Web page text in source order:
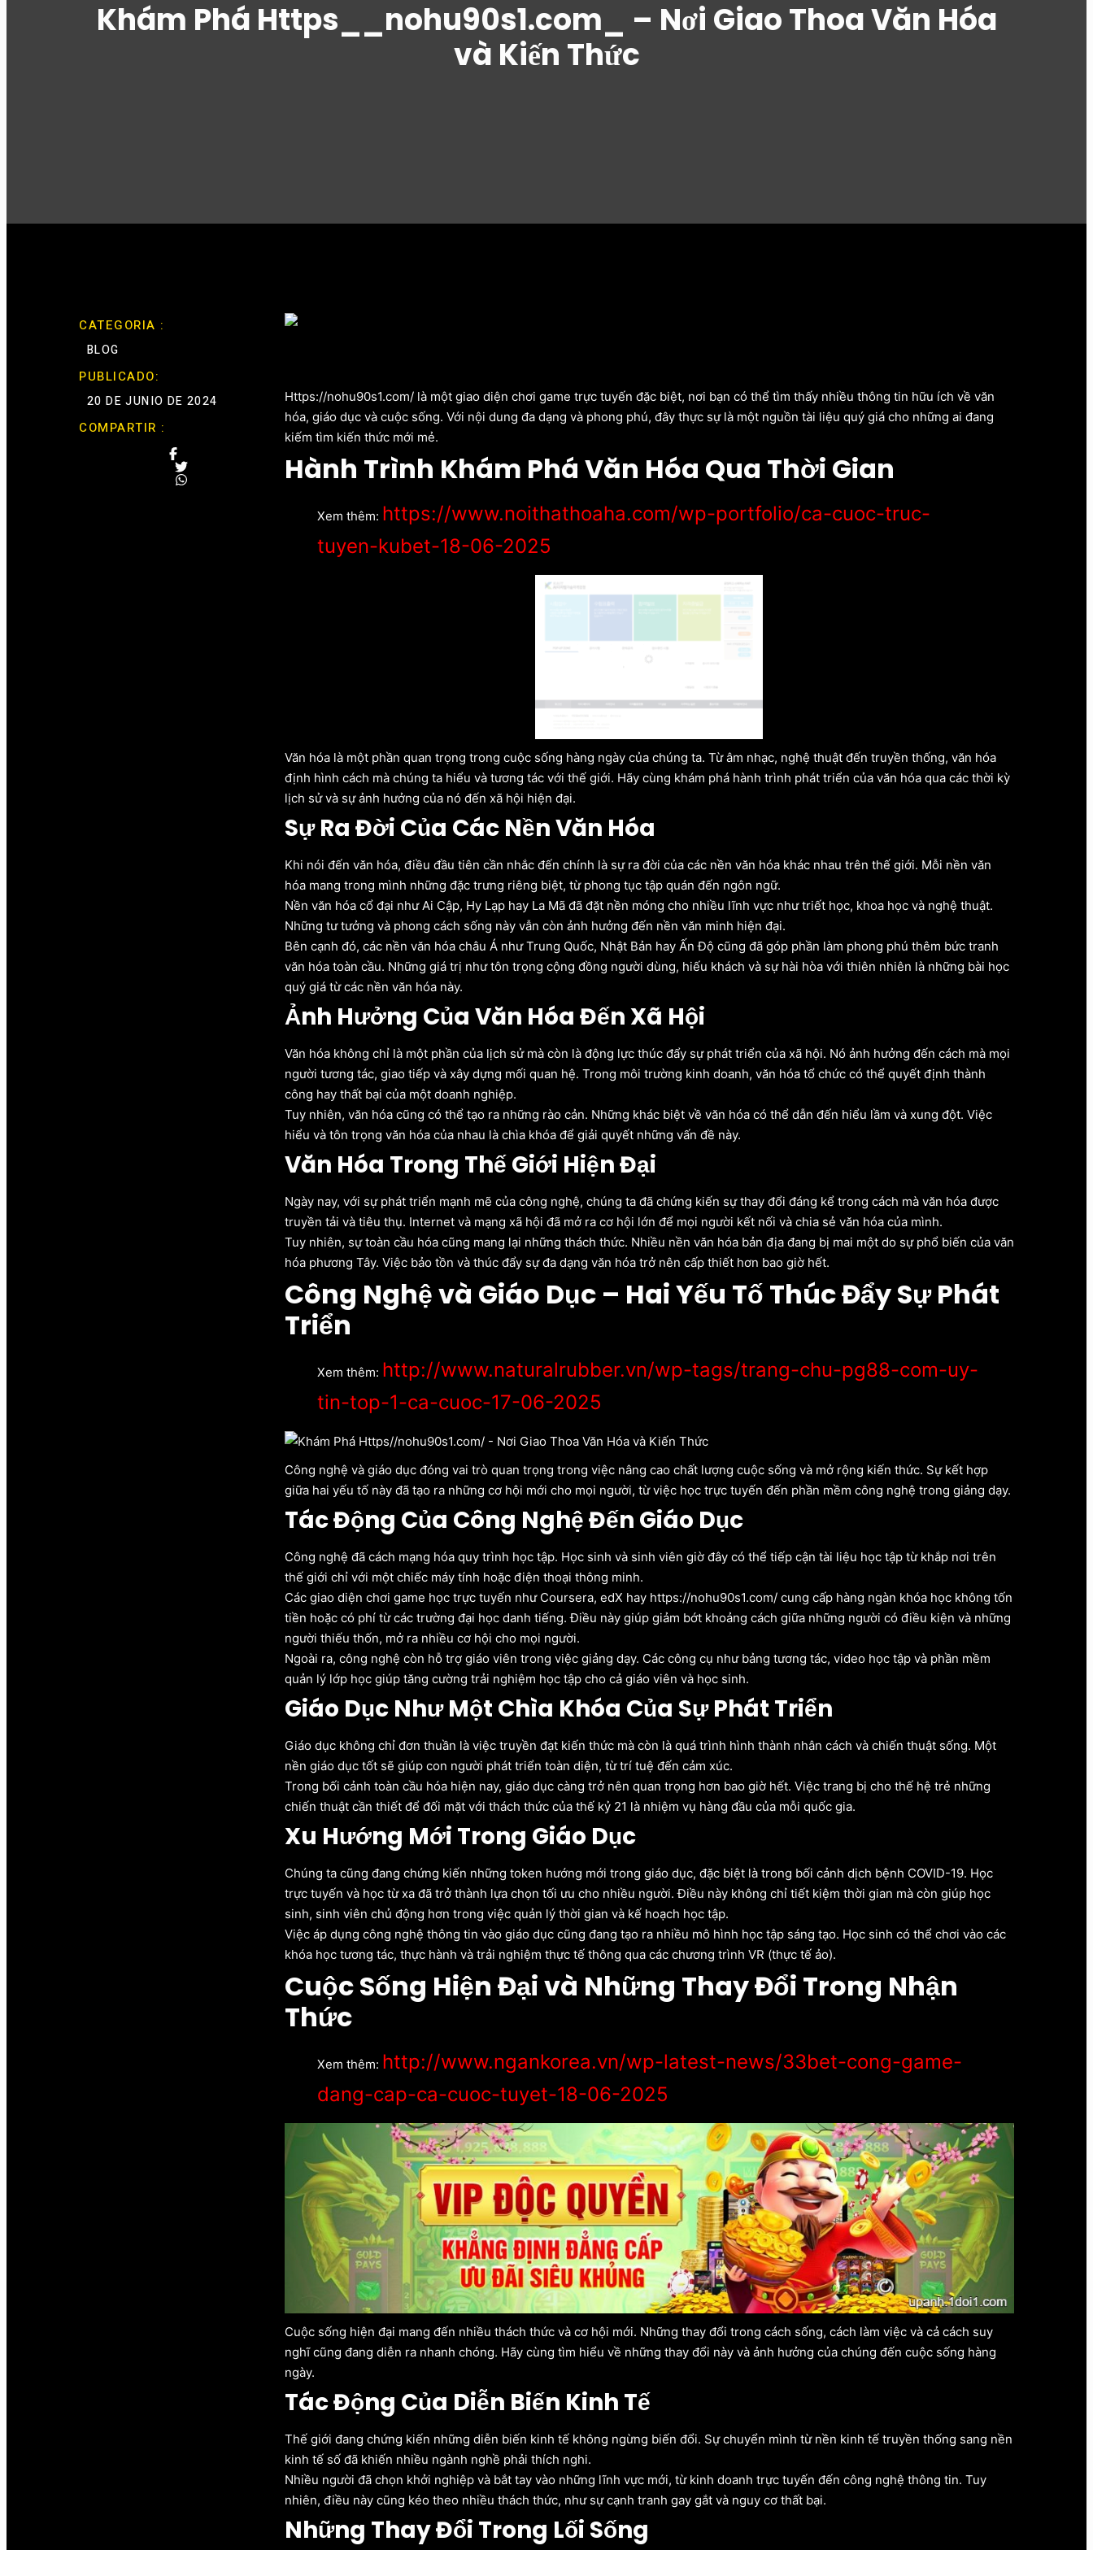
Khám Phá Https__nohu90s1.com_ – Nơi Giao Thoa Văn Hóa
và Kiến Thức
CATEGORIA :
BLOG
PUBLICADO:
20 DE JUNIO DE 2024
COMPARTIR :
Https://nohu90s1.com/ là một giao diện chơi game trực tuyến đặc biệt, nơi bạn có thể tìm thấy nhiều thông tin hữu ích về văn
hóa, giáo dục và cuộc sống. Với nội dung đa dạng và phong phú, đây thực sự là một nguồn tài liệu quý giá cho những ai đang
kiếm tìm kiến thức mới mẻ.
Hành Trình Khám Phá Văn Hóa Qua Thời Gian
Xem thêm: https://www.noithathoaha.com/wp-portfolio/ca-cuoc-truc-
tuyen-kubet-18-06-2025
Văn hóa là một phần quan trọng trong cuộc sống hàng ngày của chúng ta. Từ âm nhạc, nghệ thuật đến truyền thống, văn hóa
định hình cách mà chúng ta hiểu và tương tác với thế giới. Hãy cùng khám phá hành trình phát triển của văn hóa qua các thời kỳ
lịch sử và sự ảnh hưởng của nó đến xã hội hiện đại.
Sự Ra Đời Của Các Nền Văn Hóa
Khi nói đến văn hóa, điều đầu tiên cần nhắc đến chính là sự ra đời của các nền văn hóa khác nhau trên thế giới. Mỗi nền văn
hóa mang trong mình những đặc trưng riêng biệt, từ phong tục tập quán đến ngôn ngữ.
Nền văn hóa cổ đại như Ai Cập, Hy Lạp hay La Mã đã đặt nền móng cho nhiều lĩnh vực như triết học, khoa học và nghệ thuật.
Những tư tưởng và phong cách sống này vẫn còn ảnh hưởng đến nền văn minh hiện đại.
Bên cạnh đó, các nền văn hóa châu Á như Trung Quốc, Nhật Bản hay Ấn Độ cũng đã góp phần làm phong phú thêm bức tranh
văn hóa toàn cầu. Những giá trị như tôn trọng cộng đồng người dùng, hiếu khách và sự hài hòa với thiên nhiên là những bài học
quý giá từ các nền văn hóa này.
Ảnh Hưởng Của Văn Hóa Đến Xã Hội
Văn hóa không chỉ là một phần của lịch sử mà còn là động lực thúc đẩy sự phát triển của xã hội. Nó ảnh hưởng đến cách mà mọi
người tương tác, giao tiếp và xây dựng mối quan hệ. Trong môi trường kinh doanh, văn hóa tổ chức có thể quyết định thành
công hay thất bại của một doanh nghiệp.
Tuy nhiên, văn hóa cũng có thể tạo ra những rào cản. Những khác biệt về văn hóa có thể dẫn đến hiểu lầm và xung đột. Việc
hiểu và tôn trọng văn hóa của nhau là chìa khóa để giải quyết những vấn đề này.
Văn Hóa Trong Thế Giới Hiện Đại
Ngày nay, với sự phát triển mạnh mẽ của công nghệ, chúng ta đã chứng kiến sự thay đổi đáng kể trong cách mà văn hóa được
truyền tải và tiêu thụ. Internet và mạng xã hội đã mở ra cơ hội lớn để mọi người kết nối và chia sẻ văn hóa của mình.
Tuy nhiên, sự toàn cầu hóa cũng mang lại những thách thức. Nhiều nền văn hóa bản địa đang bị mai một do sự phổ biến của văn
hóa phương Tây. Việc bảo tồn và thúc đẩy sự đa dạng văn hóa trở nên cấp thiết hơn bao giờ hết.
Công Nghệ và Giáo Dục – Hai Yếu Tố Thúc Đẩy Sự Phát
Triển
Xem thêm: http://www.naturalrubber.vn/wp-tags/trang-chu-pg88-com-uy-
tin-top-1-ca-cuoc-17-06-2025
Công nghệ và giáo dục đóng vai trò quan trọng trong việc nâng cao chất lượng cuộc sống và mở rộng kiến thức. Sự kết hợp
giữa hai yếu tố này đã tạo ra những cơ hội mới cho mọi người, từ việc học trực tuyến đến phần mềm công nghệ trong giảng dạy.
Tác Động Của Công Nghệ Đến Giáo Dục
Công nghệ đã cách mạng hóa quy trình học tập. Học sinh và sinh viên giờ đây có thể tiếp cận tài liệu học tập từ khắp nơi trên
thế giới chỉ với một chiếc máy tính hoặc điện thoại thông minh.
Các giao diện chơi game học trực tuyến như Coursera, edX hay https://nohu90s1.com/ cung cấp hàng ngàn khóa học không tốn
tiền hoặc có phí từ các trường đại học danh tiếng. Điều này giúp giảm bớt khoảng cách giữa những người có điều kiện và những
người thiếu thốn, mở ra nhiều cơ hội cho mọi người.
Ngoài ra, công nghệ còn hỗ trợ giáo viên trong việc giảng dạy. Các công cụ như bảng tương tác, video học tập và phần mềm
quản lý lớp học giúp tăng cường trải nghiệm học tập cho cả giáo viên và học sinh.
Giáo Dục Như Một Chìa Khóa Của Sự Phát Triển
Giáo dục không chỉ đơn thuần là việc truyền đạt kiến thức mà còn là quá trình hình thành nhân cách và chiến thuật sống. Một
nền giáo dục tốt sẽ giúp con người phát triển toàn diện, từ trí tuệ đến cảm xúc.
Trong bối cảnh toàn cầu hóa hiện nay, giáo dục càng trở nên quan trọng hơn bao giờ hết. Việc trang bị cho thế hệ trẻ những
chiến thuật cần thiết để đối mặt với thách thức của thế kỷ 21 là nhiệm vụ hàng đầu của mỗi quốc gia.
Xu Hướng Mới Trong Giáo Dục
Chúng ta cũng đang chứng kiến những token hướng mới trong giáo dục, đặc biệt là trong bối cảnh dịch bệnh COVID-19. Học
trực tuyến và học từ xa đã trở thành lựa chọn tối ưu cho nhiều người. Điều này không chỉ tiết kiệm thời gian mà còn giúp học
sinh, sinh viên chủ động hơn trong việc quản lý thời gian và kế hoạch học tập.
Việc áp dụng công nghệ thông tin vào giáo dục cũng đang tạo ra nhiều mô hình học tập sáng tạo. Học sinh có thể chơi vào các
khóa học tương tác, thực hành và trải nghiệm thực tế thông qua các chương trình VR (thực tế ảo).
Cuộc Sống Hiện Đại và Những Thay Đổi Trong Nhận
Thức
Xem thêm: http://www.ngankorea.vn/wp-latest-news/33bet-cong-game-
dang-cap-ca-cuoc-tuyet-18-06-2025
Cuộc sống hiện đại mang đến nhiều thách thức và cơ hội mới. Những thay đổi trong cách sống, cách làm việc và cả cách suy
nghĩ cũng đang diễn ra nhanh chóng. Hãy cùng tìm hiểu về những thay đổi này và ảnh hưởng của chúng đến cuộc sống hàng
ngày.
Tác Động Của Diễn Biến Kinh Tế
Thế giới đang chứng kiến những diễn biến kinh tế không ngừng biến đổi. Sự chuyển mình từ nền kinh tế truyền thống sang nền
kinh tế số đã khiến nhiều ngành nghề phải thích nghi.
Nhiều người đã chọn khởi nghiệp và bắt tay vào những lĩnh vực mới, từ kinh doanh trực tuyến đến công nghệ thông tin. Tuy
nhiên, điều này cũng kéo theo nhiều thách thức, như sự cạnh tranh gay gắt và nguy cơ thất bại.
Những Thay Đổi Trong Lối Sống